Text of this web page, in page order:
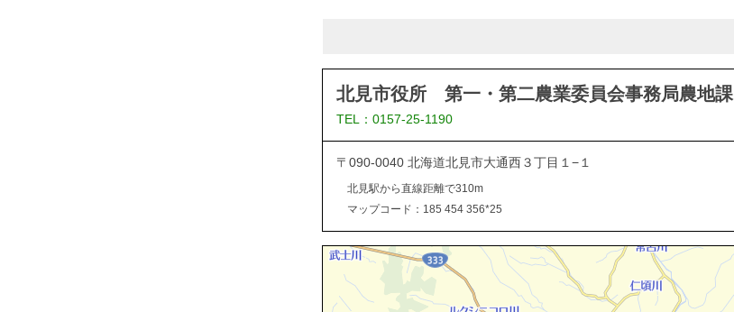
北見市役所 第一・第二農業委員会事務局農地課
TEL：0157-25-1190
〒090-0040 北海道北見市大通西３丁目１−１
北見駅から直線距離で310m
マップコード：185 454 356*25